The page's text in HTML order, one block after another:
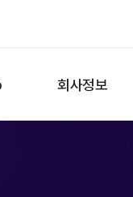
회사정보